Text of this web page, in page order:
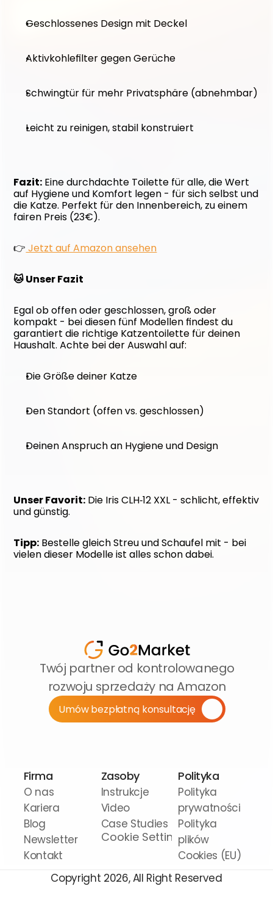
Geschlossenes Design mit Deckel
Aktivkohlefilter gegen Gerüche
Schwingtür für mehr Privatsphäre (abnehmbar)
Leicht zu reinigen, stabil konstruiert
Fazit: Eine durchdachte Toilette für alle, die Wert
auf Hygiene und Komfort legen - für sich selbst und
die Katze. Perfekt für den Innenbereich, zu einem
fairen Preis (23€).
👉 Jetzt auf Amazon ansehen
🐱 Unser Fazit
Egal ob offen oder geschlossen, groß oder
kompakt - bei diesen fünf Modellen findest du
garantiert die richtige Katzentoilette für deinen
Haushalt. Achte bei der Auswahl auf:
Die Größe deiner Katze
Den Standort (offen vs. geschlossen)
Deinen Anspruch an Hygiene und Design
Unser Favorit: Die Iris CLH‑12 XXL - schlicht, effektiv
und günstig.
Tipp: Bestelle gleich Streu und Schaufel mit - bei
vielen dieser Modelle ist alles schon dabei.
Twój partner od kontrolowanego
rozwoju sprzedaży na Amazon
Umów bezpłatną konsultację
Firma
O nas
Kariera
Blog
Newsletter
Kontakt
Zasoby
Instrukcje
Video
Case Studies
Cookie Settings
Polityka
Polityka
prywatności
Polityka
plików
Cookies (EU)
Copyright 2026, All Right Reserved